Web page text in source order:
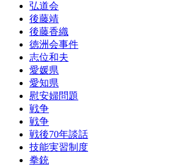
弘道会
後藤靖
後藤香織
徳洲会事件
志位和夫
愛媛県
愛知県
慰安婦問題
戦争
戦争
戦後70年談話
技能実習制度
拳銃